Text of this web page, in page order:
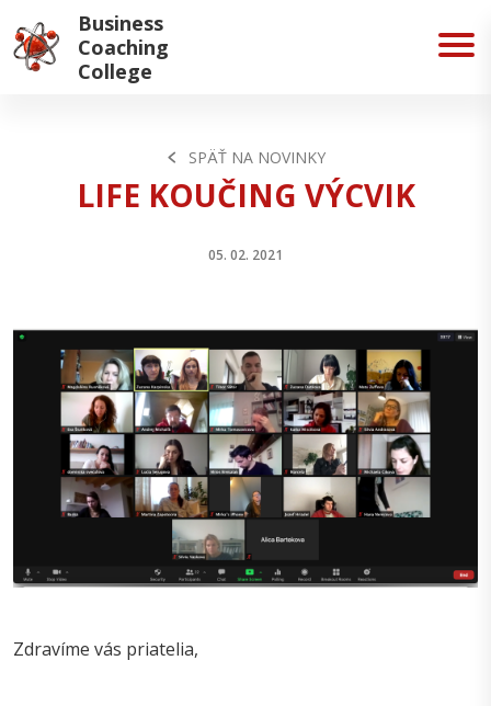
Business
Coaching
College
SPÄŤ NA NOVINKY
LIFE KOUČING VÝCVIK
05. 02. 2021
Zdravíme vás priatelia,